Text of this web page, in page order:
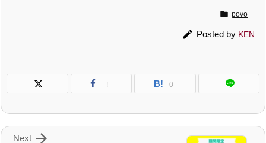
 povo
 Posted by KEN
! B! 0

Next